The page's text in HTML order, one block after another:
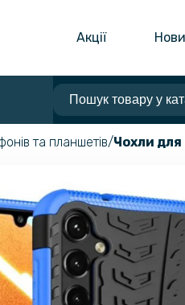
Акції
та планшетів Чохли для